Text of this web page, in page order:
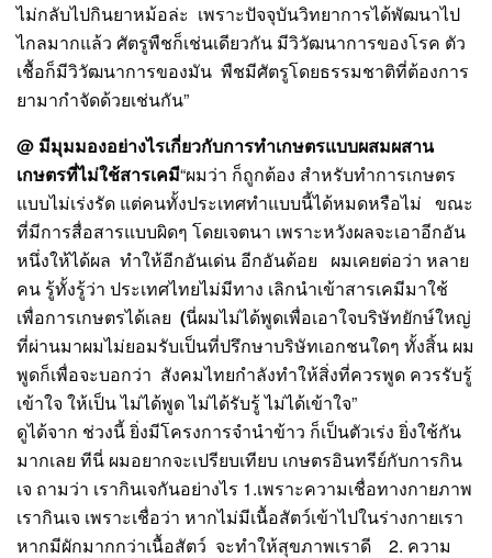
ไม่กลับไปกินยาหม้อล่ะ เพราะปัจจุบันวิทยาการได้พัฒนาไป
ไกลมากแล้ว ศัตรูพืชก็เช่นเดียวกัน มีวิวัฒนาการของโรค ตัว
เชื้อก็มีวิวัฒนาการของมัน พืชมีศัตรูโดยธรรมชาติที่ต้องการ
ยามากำจัดด้วยเช่นกัน”
@ มีมุมมองอย่างไรเกี่ยวกับการทำเกษตรแบบผสมผสาน
เกษตรที่ไม่ใช้สารเคมี“ผมว่า ก็ถูกต้อง สำหรับทำการเกษตร
แบบไม่เร่งรัด แต่คนทั้งประเทศทำแบบนี้ได้หมดหรือไม่ ขณะ
ที่มีการสื่อสารแบบผิดๆ โดยเจตนา เพราะหวังผลจะเอาอีกอัน
หนึ่งให้ได้ผล ทำให้อีกอันเด่น อีกอันด้อย ผมเคยต่อว่า หลาย
คน รู้ทั้งรู้ว่า ประเทศไทยไม่มีทาง เลิกนำเข้าสารเคมีมาใช้
เพื่อการเกษตรได้เลย (นี่ผมไม่ได้พูดเพื่อเอาใจบริษัทยักษ์ใหญ่
ที่ผ่านมาผมไม่ยอมรับเป็นที่ปรึกษาบริษัทเอกชนใดๆ ทั้งสิ้น ผม
พูดก็เพื่อจะบอกว่า สังคมไทยกำลังทำให้สิ่งที่ควรพูด ควรรับรู้
เข้าใจ ให้เป็น ไม่ได้พูด ไม่ได้รับรู้ ไม่ได้เข้าใจ”
ดูได้จาก ช่วงนี้ ยิ่งมีโครงการจำนำข้าว ก็เป็นตัวเร่ง ยิ่งใช้กัน
มากเลย ทีนี่ ผมอยากจะเปรียบเทียบ เกษตรอินทรีย์กับการกิน
เจ ถามว่า เรากินเจกันอย่างไร 1.เพราะความเชื่อทางกายภาพ
เรากินเจ เพราะเชื่อว่า หากไม่มีเนื้อสัตว์เข้าไปในร่างกายเรา
หากมีผักมากกว่าเนื้อสัตว์ จะทำให้สุขภาพเราดี 2. ความ